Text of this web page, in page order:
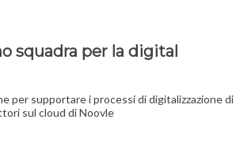
squadra per la digital
per supportare i processi di digitalizzazione
sul cloud di Noovle